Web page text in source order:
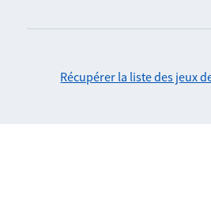
Récupérer la liste des jeux